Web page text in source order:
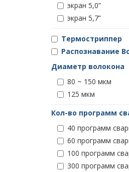
экран 5,0”
экран 5,7”
Термостриппер
Распознавание
Диаметр волокона
80 ~ 150 мкм
125 мкм
Кол-во программ
40 программ
60 программ
100 программ
300 программ